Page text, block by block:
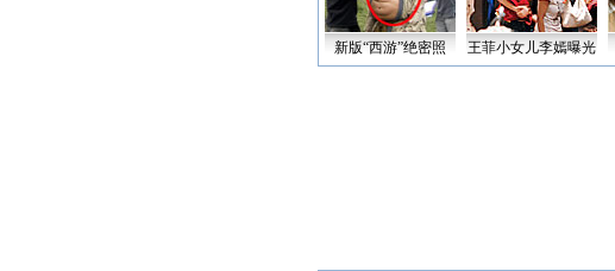
新版“西游”绝密照 王菲小女儿李嫣曝光